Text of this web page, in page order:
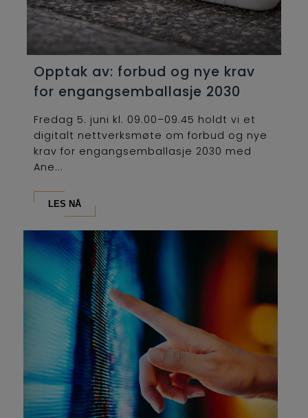
Opptak av: forbud og nye krav
for engangsemballasje 2030
Fredag 5. juni kl. 09.00–09.45 holdt vi et
digitalt nettverksmøte om forbud og nye
krav for engangsemballasje 2030 med
Ane...
LES NÅ